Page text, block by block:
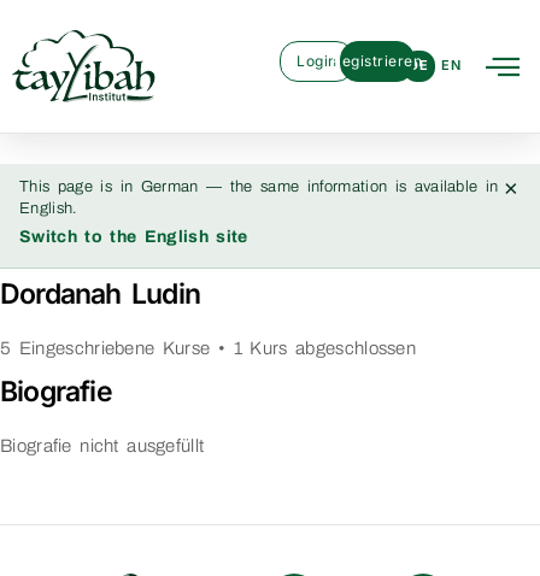
DE EN
LoginRegistrieren
This page is in German — the same information is available in
English.
Switch to the English site
×
Dordanah Ludin
5 Eingeschriebene Kurse • 1 Kurs abgeschlossen
Biografie
Biografie nicht ausgefüllt